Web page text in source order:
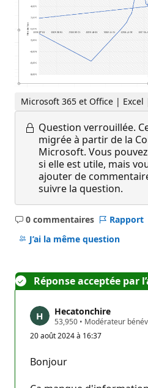
Microsoft 365 et Office |
Question verrouillée.
migrée à partir de la
Microsoft. Vous
si elle est utile, mais
ajouter de
suivre la question.
0 commentaires
Aucun
commentaire
Rapport
J’ai la même question
Réponse acceptée par
Hecatonchire
53,950 P
i
e
• Modérateur
20 août 2024 à 16:37
Bonjour